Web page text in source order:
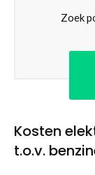
Zoek
Kosten
t.o.v.